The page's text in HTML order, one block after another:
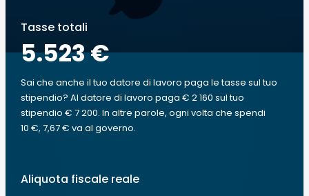
Tasse totali
5.523 €
Sai che anche il tuo datore di lavoro paga le tasse sul tuo
stipendio? Al datore di lavoro paga € 2 160 sul tuo
stipendio € 7 200. In altre parole, ogni volta che spendi
10 €, 7,67 € va al governo.
Aliquota fiscale reale